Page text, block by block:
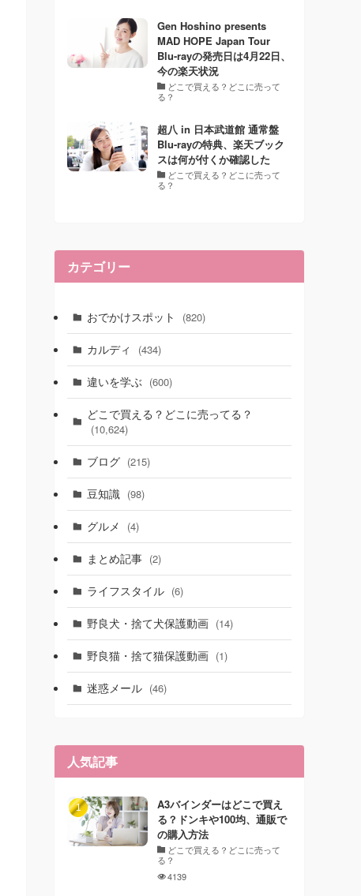
Gen Hoshino presents
MAD HOPE Japan Tour
Blu-rayの発売日は4月22日、
今の楽天状況
どこで買える？どこに売って
る？
超八 in 日本武道館 通常盤
Blu-rayの特典、楽天ブック
スは何が付くか確認した
どこで買える？どこに売って
る？
カテゴリー
おでかけスポット (820)
カルディ (434)
違いを学ぶ (600)
どこで買える？どこに売ってる？
(10,624)
ブログ (215)
豆知識 (98)
グルメ (4)
まとめ記事 (2)
ライフスタイル (6)
野良犬・捨て犬保護動画 (14)
野良猫・捨て猫保護動画 (1)
迷惑メール (46)
人気記事
A3バインダーはどこで買え
る？ドンキや100均、通販で
の購入方法
どこで買える？どこに売って
る？
4139